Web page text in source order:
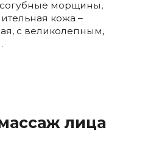
морщины,
кожа –
с великолепным,
лица